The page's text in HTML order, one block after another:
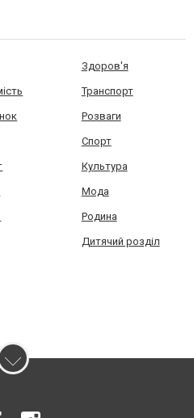
Здоров'я
Транспорт
Розваги
Спорт
Культура
Мода
Родина
Дитячий розділ